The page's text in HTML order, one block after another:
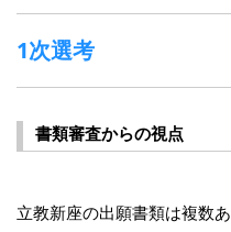
1次選考
書類審査からの視点
立教新座の出願書類は複数